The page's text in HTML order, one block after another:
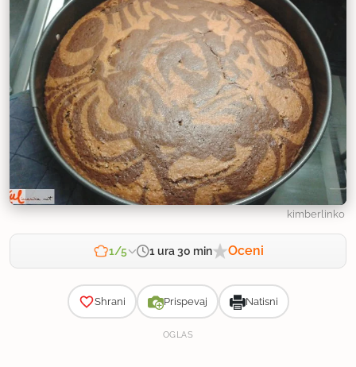
kimberlinko
1/5 1 ura 30 min Oceni
Shrani Prispevaj Natisni
OGLAS